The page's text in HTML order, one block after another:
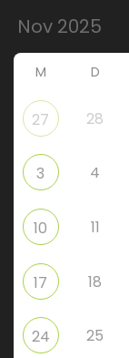
M D
27 28
3 4
10 11
17 18
24 25